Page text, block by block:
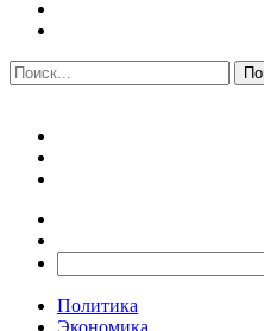
Политика
Экономика